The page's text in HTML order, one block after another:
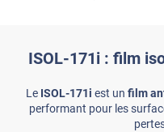
ISOL-171i : film
Le ISOL-171i est un film
performant pour les